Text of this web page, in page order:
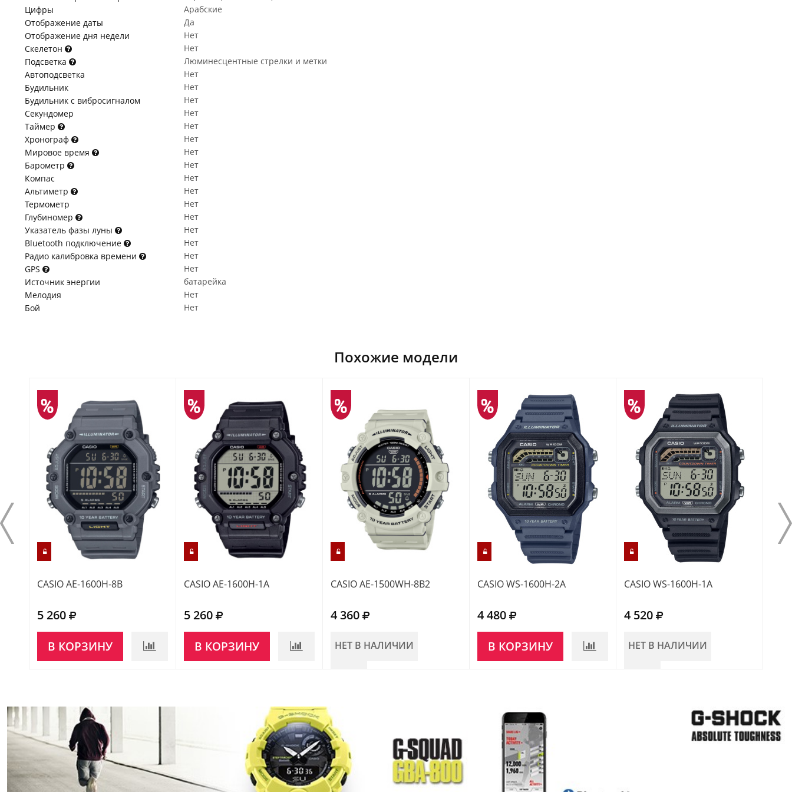
Цифры
Арабские
Отображение даты
Да
Отображение дня недели
Нет
Скелетон
Нет
Подсветка
Люминесцентные стрелки и метки
Автоподсветка
Нет
Будильник
Нет
Будильник с вибросигналом
Нет
Секундомер
Нет
Таймер
Нет
Хронограф
Нет
Мировое время
Нет
Барометр
Нет
Компас
Нет
Альтиметр
Нет
Термометр
Нет
Глубиномер
Нет
Указатель фазы луны
Нет
Bluetooth подключение
Нет
Радио калибровка времени
Нет
GPS
Нет
Источник энергии
батарейка
Мелодия
Нет
Бой
Нет
Похожие модели
CASIO AE-1600H-8B
5 260
В КОРЗИНУ
CASIO AE-1600H-1A
5 260
В КОРЗИНУ
CASIO AE-1500WH-8B2
4 360
НЕТ В НАЛИЧИИ
CASIO WS-1600H-2A
4 480
В КОРЗИНУ
CASIO WS-1600H-1A
4 520
НЕТ В НАЛИЧИИ